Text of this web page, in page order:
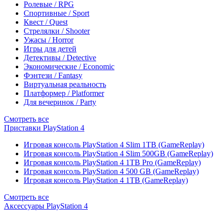
Ролевые / RPG
Спортивные / Sport
Квест / Quest
Стрелялки / Shooter
Ужасы / Horror
Игры для детей
Детективы / Detective
Экономические / Economic
Фэнтези / Fantasy
Виртуальная реальность
Платформер / Platformer
Для вечеринок / Party
Смотреть все
Приставки PlayStation 4
Игровая консоль PlayStation 4 Slim 1TB (GameReplay)
Игровая консоль PlayStation 4 Slim 500GB (GameReplay)
Игровая консоль PlayStation 4 1TB Pro (GameReplay)
Игровая консоль PlayStation 4 500 GB (GameReplay)
Игровая консоль PlayStation 4 1TB (GameReplay)
Смотреть все
Аксессуары PlayStation 4